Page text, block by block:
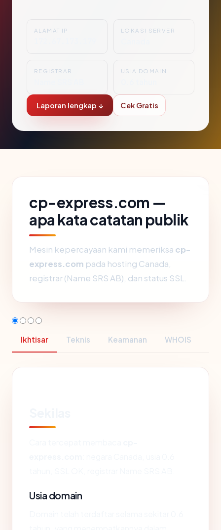
ALAMAT IP LOKASI SERVER
REGISTRAR USIA DOMAIN
Laporan lengkap ↓ Cek Gratis
cp-express.com —
apa kata catatan publik
Mesin kepercayaan kami memeriksa cp-
express.com pada hosting Canada,
registrar (Name SRS AB), dan status SSL.
Ikhtisar Teknis Keamanan WHOIS
Usia domain